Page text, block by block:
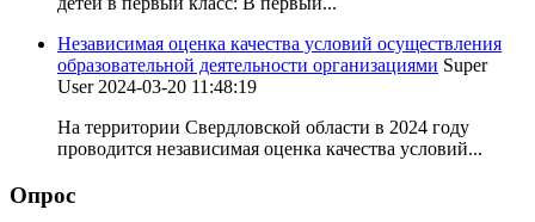
Независимая оценка качества условий осуществления
образовательной деятельности организациями Super
User 2024-03-20 11:48:19
На территории Свердловской области в 2024 году
проводится независимая оценка качества условий...
Опрос